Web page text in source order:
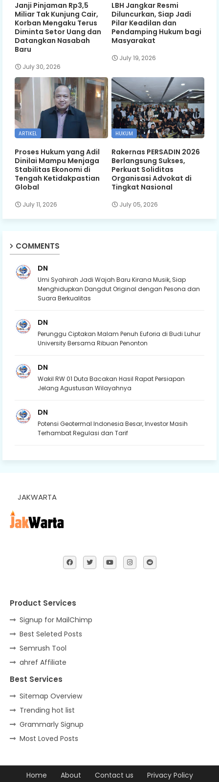
Janji Pinjaman Rp3,5
Miliar Tak Kunjung Cair,
Korban Mengaku Terus
Diminta Setor Uang dan
Datangkan Nasabah
Baru
July 30, 2026
LBH Jangkar Resmi
Diluncurkan, Siap Jadi
Pilar Keadilan dan
Pendamping Hukum bagi
Masyarakat
July 19, 2026
ARTIKEL
Proses Hukum yang Adil
Dinilai Mampu Menjaga
Stabilitas Ekonomi di
Tengah Ketidakpastian
Global
July 11, 2026
HUKUM
Rakernas PERSADIN 2026
Berlangsung Sukses,
Perkuat Soliditas
Organisasi Advokat di
Tingkat Nasional
July 05, 2026
COMMENTS
DN
Umi Syahirah Jadi Wajah Baru Kirana Musik, Siap
Menghidupkan Dangdut Original dengan Pesona dan
Suara Berkualitas
DN
Perunggu Ciptakan Malam Penuh Euforia di Budi Luhur
University Bersama Ribuan Penonton
DN
Wakil RW 01 Duta Bacakan Hasil Rapat Persiapan
Jelang Agustusan Wilayahnya
DN
Potensi Geotermal Indonesia Besar, Investor Masih
Terhambat Regulasi dan Tarif
JAKWARTA
Product Services
Signup for MailChimp
Best Seleted Posts
Semrush Tool
ahref Affiliate
Best Services
Sitemap Overview
Trending hot list
Grammarly Signup
Most Loved Posts
Home About Contact us
Privacy Policy